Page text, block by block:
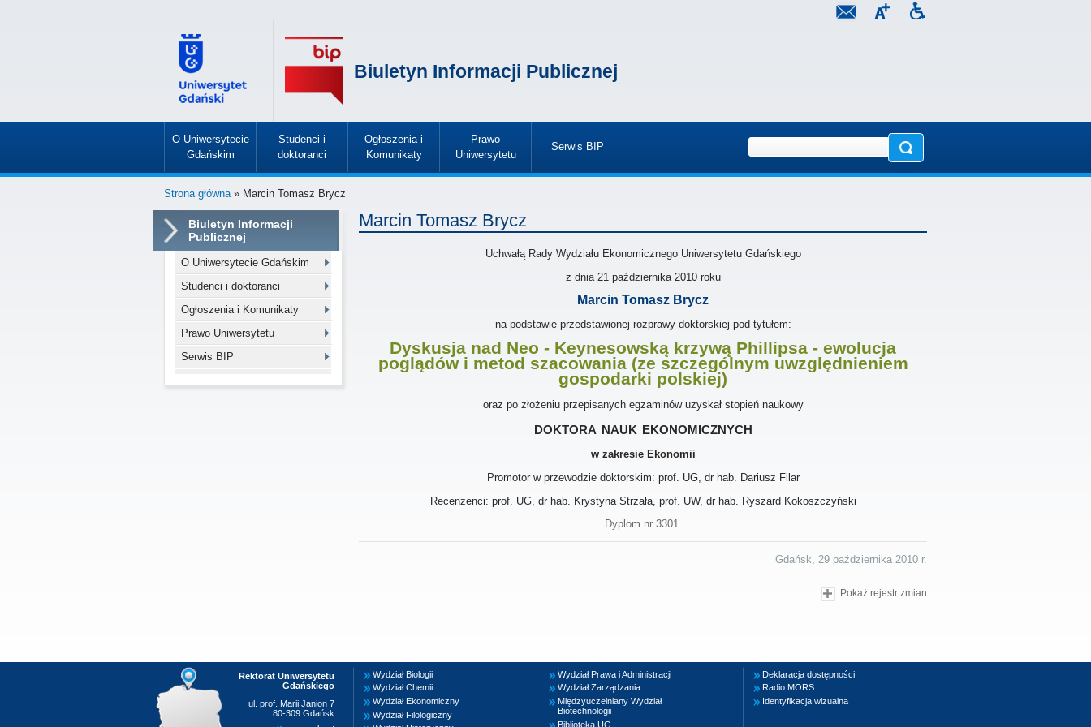
Biuletyn Informacji Publicznej
O Uniwersytecie
Gdańskim
»
Studenci i
doktoranci
»
Ogłoszenia i
Komunikaty
»
Prawo
Uniwersytetu
»
Serwis BIP
»
Strona główna» Marcin Tomasz Brycz
Biuletyn Informacji
Publicznej
O Uniwersytecie Gdańskim
Studenci i doktoranci
Ogłoszenia i Komunikaty
Prawo Uniwersytetu
Serwis BIP
Marcin Tomasz Brycz
Uchwałą Rady Wydziału Ekonomicznego Uniwersytetu Gdańskiego
z dnia 21 października 2010roku
Marcin Tomasz Brycz
na podstawie przedstawionej rozprawy doktorskiej pod tytułem:
Dyskusja nad Neo - Keynesowską krzywą Phillipsa - ewolucja
poglądów i metod szacowania (ze szczególnym uwzględnieniem
gospodarki polskiej)
oraz po złożeniu przepisanych egzaminów uzyskał stopień naukowy
doktora nauk ekonomicznych
w zakresie Ekonomii
Promotor w przewodzie doktorskim: prof. UG, dr hab. Dariusz Filar
Recenzenci: prof. UG, dr hab. Krystyna Strzała, prof. UW, dr hab. Ryszard Kokoszczyński
Dyplom nr 3301.
Gdańsk, 29 października 2010 r.
Pokaż rejestr zmian
Rektorat Uniwersytetu
Gdańskiego
ul. prof. Marii Janion 7
80-309 Gdańsk
Wydział Biologii
Wydział Chemii
Wydział Ekonomiczny
Wydział Filologiczny
Wydział Prawa i Administracji
Wydział Zarządzania
Międzyuczelniany Wydział
Biotechnologii
Biblioteka UG
Deklaracja dostępności
Radio MORS
Identyfikacja wizualna